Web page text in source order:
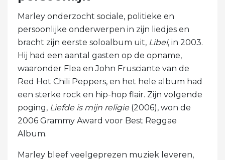
Marley onderzocht sociale, politieke en
persoonlijke onderwerpen in zijn liedjes en
bracht zijn eerste soloalbum uit, Libel, in 2003.
Hij had een aantal gasten op de opname,
waaronder Flea en John Frusciante van de
Red Hot Chili Peppers, en het hele album had
een sterke rock en hip-hop flair. Zijn volgende
poging, Liefde is mijn religie(2006), won de
2006 Grammy Award voor Best Reggae
Album.
Marley bleef veelgeprezen muziek leveren,